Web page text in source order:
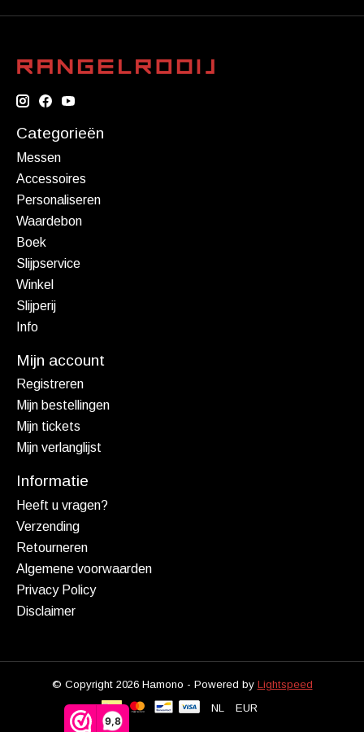
9,8
Categorieën
Messen
Accessoires
Personaliseren
Waardebon
Boek
Slijpservice
Winkel
Slijperij
Info
Mijn account
Registreren
Mijn bestellingen
Mijn tickets
Mijn verlanglijst
Informatie
Heeft u vragen?
Verzending
Retourneren
Algemene voorwaarden
Privacy Policy
Disclaimer
© Copyright 2026 Hamono - Powered by Lightspeed
NL
EUR